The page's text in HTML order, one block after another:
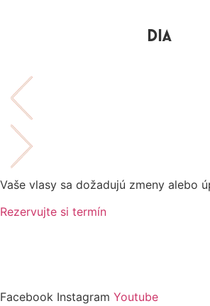
DIA
Vaše vlasy sa dožadujú zmeny alebo
Rezervujte si termín
Facebook Instagram Youtube